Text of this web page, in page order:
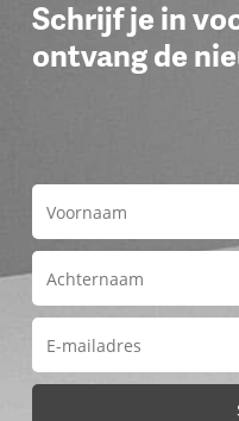
Schrijf je in
ontvang de